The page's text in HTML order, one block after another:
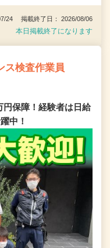
24 掲載終了日： 2026/08/06
本日掲載終了になります
ス検査作業員
保障！経験者は日給
中！